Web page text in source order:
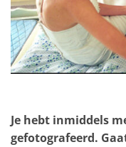
Je hebt inmiddels
gefotografeerd.